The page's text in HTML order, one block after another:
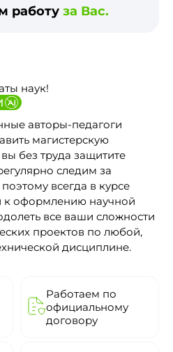
работу за Вас.
наук!
авторы-педагоги
магистерскую
без труда защитите
следим за
всегда в курсе
к оформлению научной
все ваши сложности
проектов по любой,
дисциплине.
Работаем по
официальному
договору